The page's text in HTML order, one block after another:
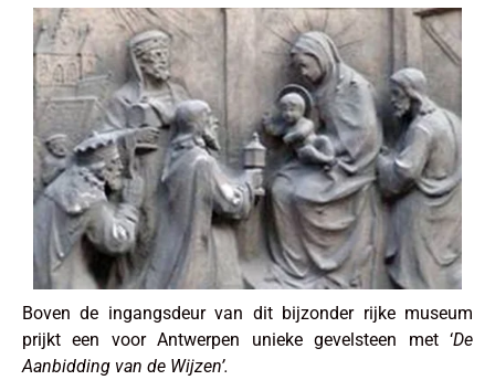
Boven de ingangsdeur van dit bijzonder rijke museum
prijkt een voor Antwerpen unieke gevelsteen met ‘De
Aanbidding van de Wijzen’.